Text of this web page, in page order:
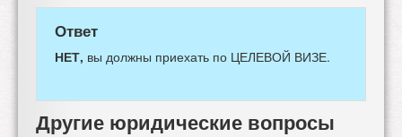
Ответ
НЕТ, вы должны приехать по ЦЕЛЕВОЙ ВИЗЕ.
Другие юридические вопросы